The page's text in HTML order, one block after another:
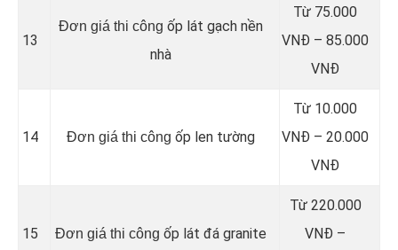
13
Đơn giá thi công ốp lát gạch nền
nhà
Từ 75.000
VNĐ – 85.000
VNĐ
14 Đơn giá thi công ốp len tường
Từ 10.000
VNĐ – 20.000
VNĐ
15 Đơn giá thi công ốp lát đá granite
Từ 220.000
VNĐ –